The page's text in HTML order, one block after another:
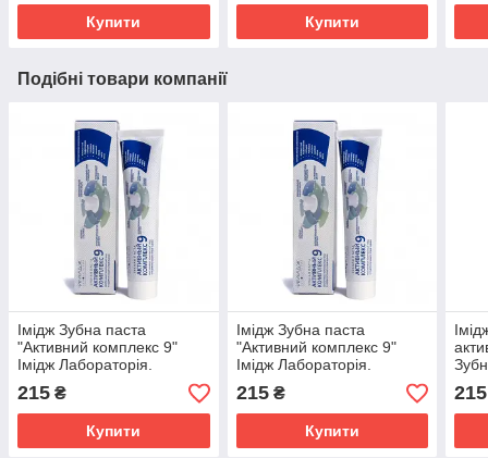
Купити Купити
Подібні товари компанії
Імідж Зубна паста
"Активний комплекс 9"
Імідж Лабораторія.
215 ₴
Купити
Імідж Зубна паста
"Активний комплекс 9"
Імідж Лабораторія.
215₴
Купити
215